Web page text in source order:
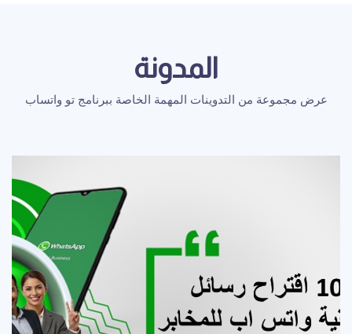
المدونة
عرض مجموعة من التدوينات المهمة الخاصة ببرنامج تو واتساب